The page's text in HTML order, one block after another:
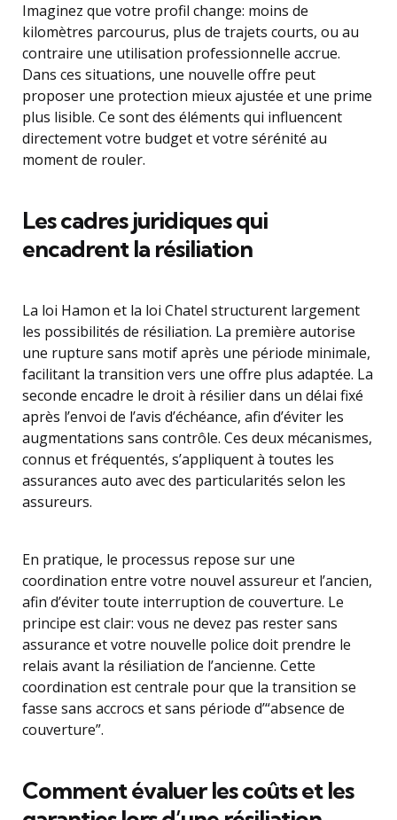
Imaginez que votre profil change: moins de
kilomètres parcourus, plus de trajets courts, ou au
contraire une utilisation professionnelle accrue.
Dans ces situations, une nouvelle offre peut
proposer une protection mieux ajustée et une prime
plus lisible. Ce sont des éléments qui influencent
directement votre budget et votre sérénité au
moment de rouler.
Les cadres juridiques qui
encadrent la résiliation
La loi Hamon et la loi Chatel structurent largement
les possibilités de résiliation. La première autorise
une rupture sans motif après une période minimale,
facilitant la transition vers une offre plus adaptée. La
seconde encadre le droit à résilier dans un délai fixé
après l’envoi de l’avis d’échéance, afin d’éviter les
augmentations sans contrôle. Ces deux mécanismes,
connus et fréquentés, s’appliquent à toutes les
assurances auto avec des particularités selon les
assureurs.
En pratique, le processus repose sur une
coordination entre votre nouvel assureur et l’ancien,
afin d’éviter toute interruption de couverture. Le
principe est clair: vous ne devez pas rester sans
assurance et votre nouvelle police doit prendre le
relais avant la résiliation de l’ancienne. Cette
coordination est centrale pour que la transition se
fasse sans accrocs et sans période d’“absence de
couverture”.
Comment évaluer les coûts et les